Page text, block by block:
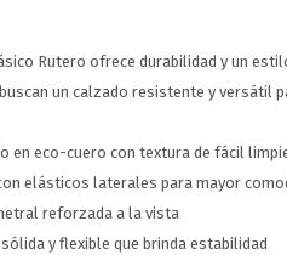
Rutero ofrece durabilidad y un
un calzado resistente y versátil
en eco-cuero con textura de fácil
elásticos laterales para mayor
reforzada a la vista
sólida y flexible que brinda estabilidad